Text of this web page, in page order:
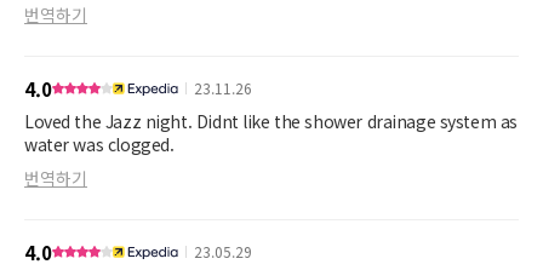
번역하기
4.0 23.11.26
Loved the Jazz night. Didnt like the shower drainage system as
water was clogged.
번역하기
4.0 23.05.29